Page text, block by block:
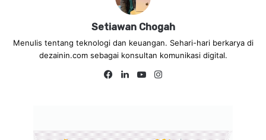
Setiawan Chogah
Menulis tentang teknologi dan keuangan. Sehari-hari berkarya di
dezainin.com sebagai konsultan komunikasi digital.
Fa
Lin
Yo